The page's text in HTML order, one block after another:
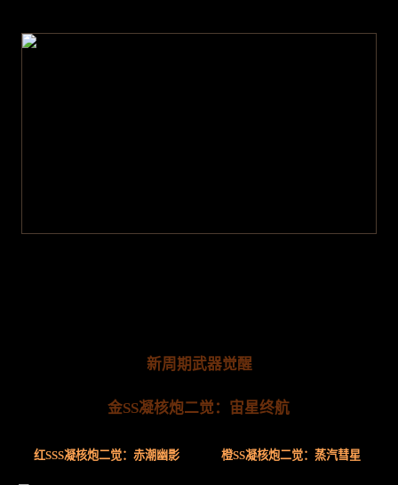
新周期武器觉醒
金SS凝核炮二觉：宙星终航
红SSS凝核炮二觉：赤潮幽影 橙SS凝核炮二觉：蒸汽彗星